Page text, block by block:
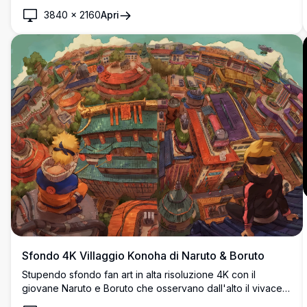
3840 × 2160Apri
Sfondo 4K Villaggio Konoha di Naruto & Boruto
Stupendo sfondo fan art in alta risoluzione 4K con il
giovane Naruto e Boruto che osservano dall'alto il vivace